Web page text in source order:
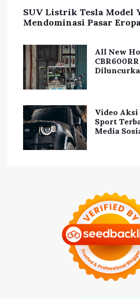
SUV Listrik Tesla Model
Mendominasi Pasar
All New
Video
Sport
Media